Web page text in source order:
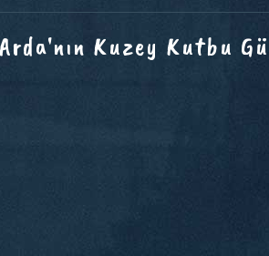
Arda'nın Kuzey Kutbu